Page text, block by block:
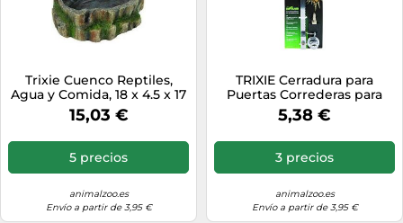
Trixie Cuenco Reptiles,
Agua y Comida, 18 x 4.5 x 17
cm, Reptiles
15,03 €
5 precios
animalzoo.es
Envío a partir de 3,95 €
TRIXIE Cerradura para
Puertas Correderas para
Reptiles
5,38 €
3 precios
animalzoo.es
Envío a partir de 3,95 €